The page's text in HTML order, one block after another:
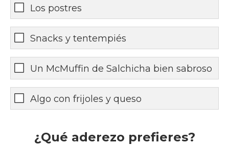
Los postres
Snacks y tentempiés
Un McMuffin de Salchicha bien sabroso
Algo con frijoles y queso
¿Qué aderezo prefieres?